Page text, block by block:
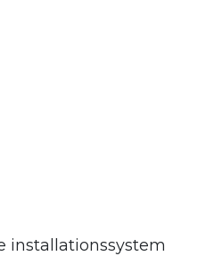
installationssystem